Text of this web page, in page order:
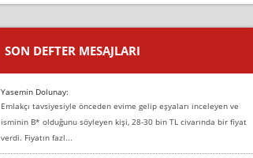
SON DEFTER MESAJLARI
Yasemin Dolunay:
Emlakçı tavsiyesiyle önceden evime gelip eşyaları inceleyen ve
isminin B* olduğunu söyleyen kişi, 28-30 bin TL civarında bir fiyat
verdi. Fiyatın fazl...